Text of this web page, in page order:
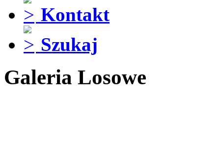
Kontakt
Szukaj
Galeria Losowe